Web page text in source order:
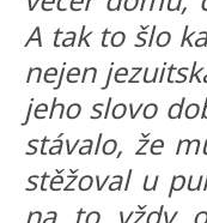
A tak to šlo
nejen
jeho slovo
stávalo, že
stěžoval u